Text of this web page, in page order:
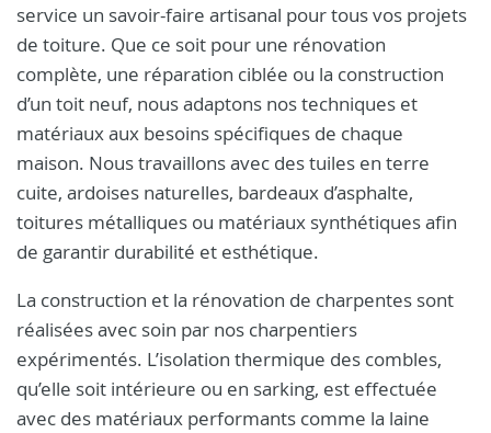
service un savoir-faire artisanal pour tous vos projets
de toiture. Que ce soit pour une rénovation
complète, une réparation ciblée ou la construction
d’un toit neuf, nous adaptons nos techniques et
matériaux aux besoins spécifiques de chaque
maison. Nous travaillons avec des tuiles en terre
cuite, ardoises naturelles, bardeaux d’asphalte,
toitures métalliques ou matériaux synthétiques afin
de garantir durabilité et esthétique.
La construction et la rénovation de charpentes sont
réalisées avec soin par nos charpentiers
expérimentés. L’isolation thermique des combles,
qu’elle soit intérieure ou en sarking, est effectuée
avec des matériaux performants comme la laine